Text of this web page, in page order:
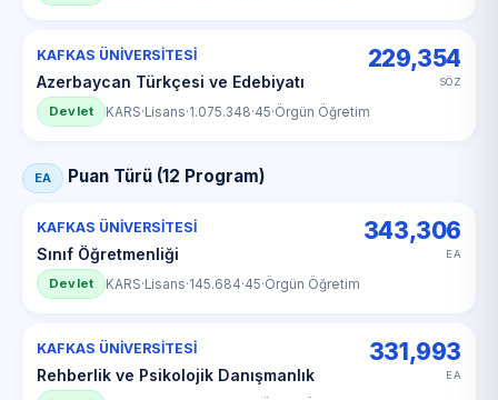
KAFKAS ÜNİVERSİTESİ
Azerbaycan Türkçesi ve Edebiyatı
229,354
SÖZ
Devlet KARS·Lisans·1.075.348·45·Örgün Öğretim
EA Puan Türü (12 Program)
KAFKAS ÜNİVERSİTESİ
Sınıf Öğretmenliği
343,306
EA
Devlet KARS·Lisans·145.684·45·Örgün Öğretim
KAFKAS ÜNİVERSİTESİ
Rehberlik ve Psikolojik Danışmanlık
331,993
EA